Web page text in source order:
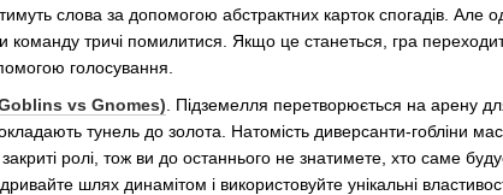
слова за допомогою абстрактних карток спогадів.
команду тричі помилитися. Якщо це станеться, гра
голосування.
vs Gnomes) . Підземелля перетворюється на арену
тунель до золота. Натомість диверсанти-гобліни
ролі, тож ви до останнього не знатимете, хто саме
шлях динамітом і використовуйте унікальні